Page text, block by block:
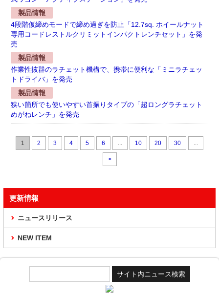
製品情報
4段階仮締めモードで締め過ぎを防止「12.7sq. ホイールナット
専用コードレストルクリミットインパクトレンチセット」を発
売
製品情報
作業性抜群のラチェット機構で、携帯に便利な「ミニラチェッ
トドライバ」を発売
製品情報
狭い箇所でも使いやすい首振りタイプの「超ロングラチェット
めがねレンチ」を発売
1 2 3 4 5 6 ... 10 20 30 ...
>
更新情報
ニュースリリース
NEW ITEM